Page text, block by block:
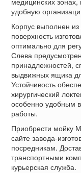
удобную
Корпус выполнен
поверхность
оптимально для
Слева
принадлежностей,
выдвижных ящика
Устойчивость
хирургический
особенно удобным в
работы.
Приобрести мойку
сайте завода-
посредникам.
транспортными
курьерская служба.